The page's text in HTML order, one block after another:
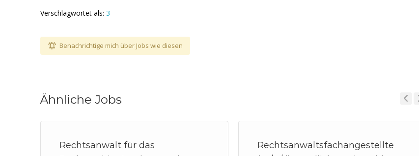
Verschlagwortet als: 3
Benachrichtige mich über Jobs wie diesen
Ähnliche Jobs
Rechtsanwalt für das
Rechtsanwaltsfachangestellte